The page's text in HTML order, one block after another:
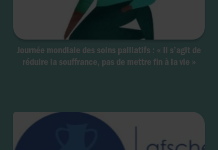
Journée mondiale des soins palliatifs : « Il s’agit de
réduire la souffrance, pas de mettre fin à la vie »